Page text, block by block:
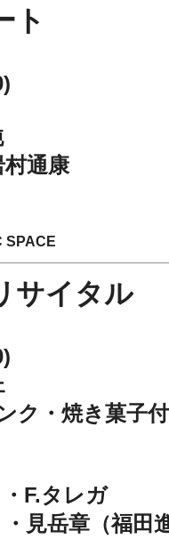
ト
通康
SPACE
サイタル
ク・焼き菓子付
F.タレガ
見岳章（福田